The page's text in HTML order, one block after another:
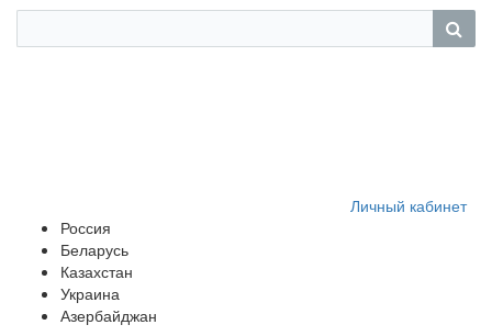
Личный кабинет
Россия
Беларусь
Казахстан
Украина
Азербайджан